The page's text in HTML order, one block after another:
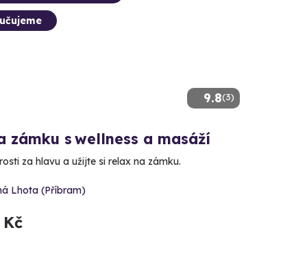
9.8(3)
zámku s wellness a masáží
za hlavu a užijte si relax na zámku.
Lhota (Příbram)